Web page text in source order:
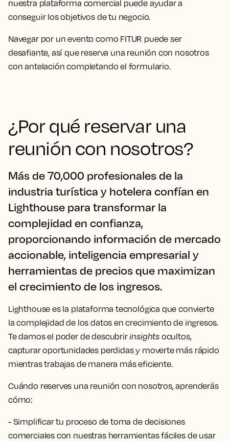
nuestra plataforma comercial puede ayudar a
conseguir los objetivos de tu negocio.
Navegar por un evento como FITUR puede ser
desafiante, así que reserva una reunión con nosotros
con antelación completando el formulario.
¿Por qué reservar una
reunión con nosotros?
Más de 70,000 profesionales de la
industria turística y hotelera confían en
Lighthouse para transformar la
complejidad en confianza,
proporcionando información de mercado
accionable, inteligencia empresarial y
herramientas de precios que maximizan
el crecimiento de los ingresos.
Lighthouse es la plataforma tecnológica que convierte
la complejidad de los datos en crecimiento de ingresos.
Te damos el poder de descubririnsightsocultos,
capturar oportunidades perdidas y moverte más rápido
mientras trabajas de manera más eficiente.
Cuándo reserves una reunión con nosotros, aprenderás
cómo:
- Simplificar tu proceso de toma de decisiones
comerciales con nuestras herramientas fáciles de usar